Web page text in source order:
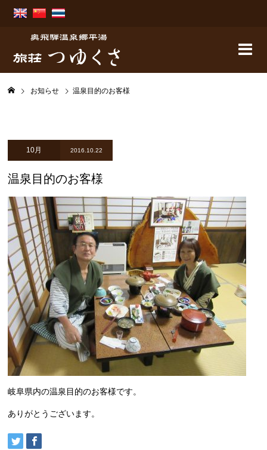
お知らせ 温泉目的のお客様
10月 2016.10.22
温泉目的のお客様
岐阜県内の温泉目的のお客様です。
ありがとうございます。